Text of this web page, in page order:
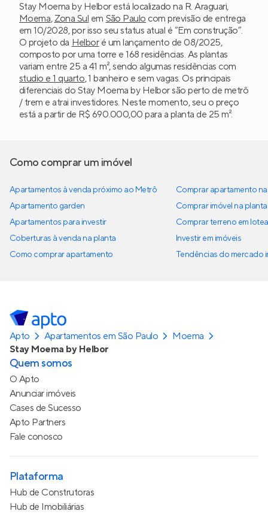
Stay Moema by Helbor está localizado na R. Araguari,
Moema, Zona Sul em São Paulo com previsão de entrega
em 10/2028, por isso seu status atual é “Em construção”.
O projeto da Helboré um lançamento de 08/2025,
composto por uma torre e 168 residências. As plantas
variam entre 25 a 41 m², sendo algumas residências com
studio e 1 quarto, 1 banheiro e sem vagas. Os principais
diferenciais do Stay Moema by Helbor são perto de metrô
/ trem e atrai investidores. Neste momento, seu o preço
está a partir de R$ 690.000,00 para a planta de 25 m².
Como comprar um imóvel
Apartamentos à venda próximo ao Metrô
Apartamento garden
Apartamentos para investir
Coberturas à venda na planta
Como comprar apartamento
Comprar apartamento
Comprar imóvel na planta
Comprar terreno em
Investir em imóveis
Tendências do mercado
Apto Apartamentos em São Paulo
Moema
Stay Moema by Helbor
Quem somos
O Apto
Anunciar imóveis
Cases de Sucesso
Apto Partners
Fale conosco
Plataforma
Hub de Construtoras
Hub de Imobiliárias